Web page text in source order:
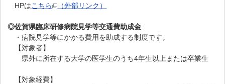
HPはこちら （外部リンク）
◎佐賀県臨床研修病院見学等交通費助成金
・病院見学等にかかる費用を助成する制度です。
【対象者】
県外に所在する大学の医学生のうち4年生以上または卒業生
【対象経費】